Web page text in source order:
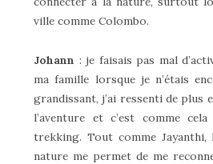
ville comme Colombo.
Johann : je faisais pas mal
ma famille lorsque je n’étais
grandissant, j’ai ressenti de plus
l’aventure et c’est comme
trekking. Tout comme Jayanthi,
nature me permet de me